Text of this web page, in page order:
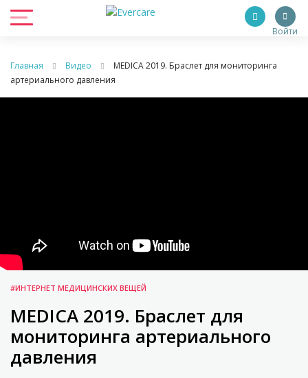
Войти
Главная Видео
MEDICA 2019. Браслет для мониторинга
артериального давления
#ИНТЕРНЕТ МЕДИЦИНСКИХ ВЕЩЕЙ
MEDICA 2019. Браслет для
мониторинга артериального
давления